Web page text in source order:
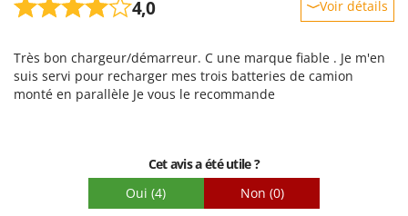
Tre Spade
Trev - Abrek - TecnoVIR
4,0 Voir détails
Prestations
Facilité d'utilisation
Très bon chargeur/démarreur. C une marque fiable . Je m'en
suis servi pour recharger mes trois batteries de camion
monté en parallèle Je vous le recommande
Cet avis a été utile ?
Oui (4) Non (0)